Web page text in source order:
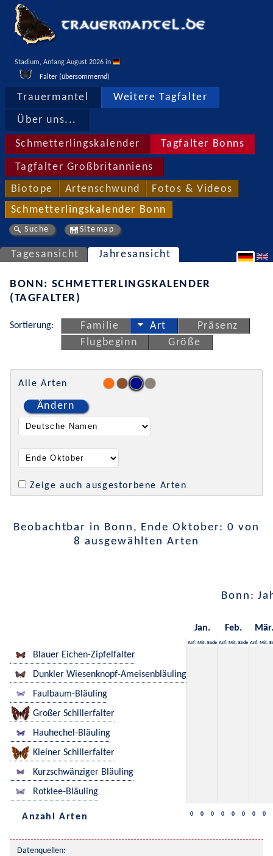
Stadium, Anfang August 2026 in
Falter (übersommernd)
Trauermantel Weitere Tagfalter
Über uns...
Schmetterlingskalender Tagfalter Bonns
Tagfalter Großbritanniens
Biotope Artenschwund Fotos & Videos
Schmetterlingskalender Bonn
Suche Sitemap
Tagesansicht Jahresansicht
BONN: SCHMETTERLINGSKALENDER
(TAGFALTER)
Sortierung: Familie Art
Präsenz
Flugbeginn
Größe
Alle Arten
Ändern
Zeige auch ausgestorbene Arten
Beobachtbar in Bonn, Ende Oktober: 0 von
8 ausgewählten Arten
Bonn:
Jan. Feb. Mär.
Anf. Mit. Ende Anf. Mit. Ende Anf. Mit.
Blauer Eichen-Zipfelfalter
Dunkler Wiesenknopf-Ameisenbläuling
Faulbaum-Bläuling
Großer Schillerfalter
Hauhechel-Bläuling
Kleiner Schillerfalter
Kurzschwänziger Bläuling
Rotklee-Bläuling
Anzahl Arten 0 0 0 0 0 0 0 0
Datenquellen: